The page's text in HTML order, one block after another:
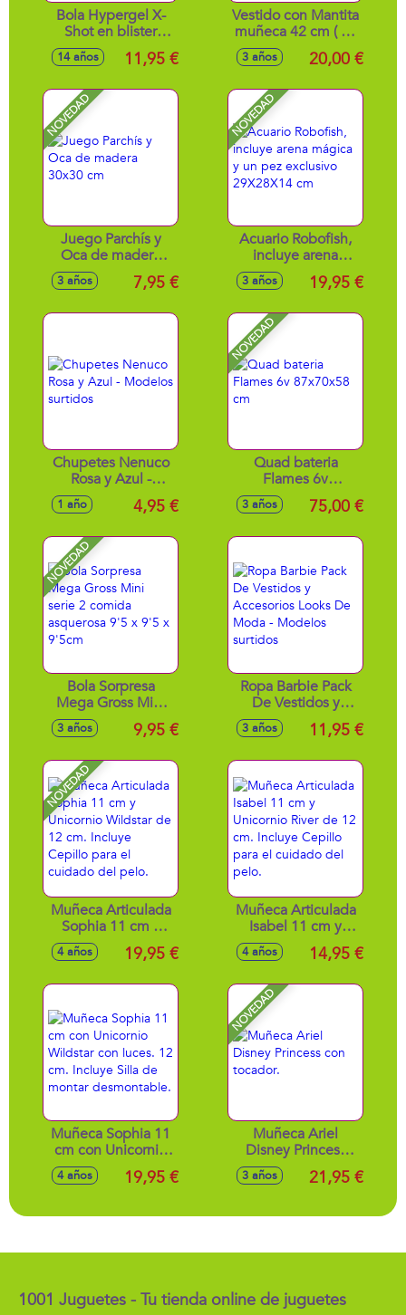
Bola Hypergel X-
Shot en blister
(20.000 bolas de
gel) 12cm
14 años 11,95 €
Vestido con Mantita
muñeca 42 cm ( no
incluye muñeco)
3 años 20,00 €
NOVEDAD
Juego Parchís y
Oca de madera
30x30 cm
3 años 7,95 €
NOVEDAD
Acuario Robofish,
incluye arena
mágica y un pez
exclusivo
3 años 19,95 €
Chupetes Nenuco
Rosa y Azul -
Modelos surtidos
1 año 4,95 €
NOVEDAD
Quad bateria
Flames 6v
87x70x58 cm
3 años 75,00 €
NOVEDAD
Bola Sorpresa
Mega Gross Mini
serie 2 comida
asquerosa 9'5 x 9'5
3 años 9,95 €
Ropa Barbie Pack
De Vestidos y
Accesorios Looks
De Moda -
3 años 11,95 €
NOVEDAD
Muñeca Articulada
Sophia 11 cm y
Unicornio Wildstar
de 12 cm. Incluye
4 años 19,95 €
Muñeca Articulada
Isabel 11 cm y
Unicornio River de
12 cm. Incluye
cuidado del pelo.
4 años 14,95 €
Muñeca Sophia 11
cm con Unicornio
Wildstar con luces.
12 cm. Incluye Silla
desmontable.
4 años 19,95 €
NOVEDAD
Muñeca Ariel
Disney Princess
con tocador.
3 años 21,95 €
1001 Juguetes - Tu tienda online de juguetes